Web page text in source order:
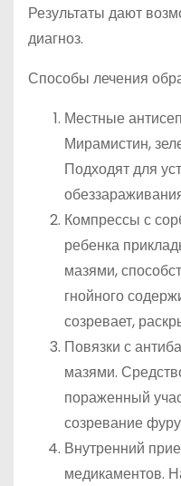
Результаты дают
диагноз.
Способы лечения
Местные
Мирамистин,
Подходят для
Компрессы с
ребенка
мазями,
гнойного
созревает,
Повязки с
мазями.
пораженный
созревание
Внутренний
медикаментов.